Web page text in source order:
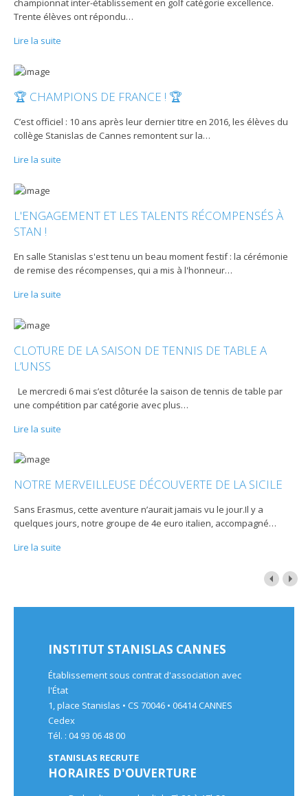
championnat inter-établissement en golf catégorie excellence.
Trente élèves ont répondu…
Lire la suite
🏆 CHAMPIONS DE FRANCE ! 🏆
C’est officiel : 10 ans après leur dernier titre en 2016, les élèves du
collège Stanislas de Cannes remontent sur la…
Lire la suite
L'ENGAGEMENT ET LES TALENTS RÉCOMPENSÉS À
STAN !
En salle Stanislas s'est tenu un beau moment festif : la cérémonie
de remise des récompenses, qui a mis à l'honneur…
Lire la suite
CLOTURE DE LA SAISON DE TENNIS DE TABLE A
L’UNSS
Le mercredi 6 mai s’est clôturée la saison de tennis de table par
une compétition par catégorie avec plus…
Lire la suite
NOTRE MERVEILLEUSE DÉCOUVERTE DE LA SICILE
Sans Erasmus, cette aventure n’aurait jamais vu le jour.Il y a
quelques jours, notre groupe de 4e euro italien, accompagné…
Lire la suite
INSTITUT STANISLAS CANNES
Établissement sous contrat d'association avec
l'État
1, place Stanislas • CS 70046 • 06414 CANNES
Cedex
Tél. : 04 93 06 48 00
STANISLAS RECRUTE
HORAIRES D'OUVERTURE